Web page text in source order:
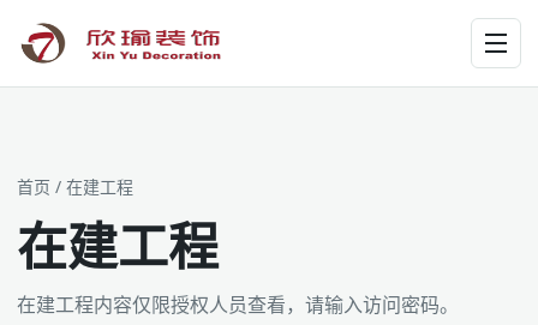
工装为主 · 家装为辅 · 设计施工
首页 / 在建工程
在建工程
在建工程内容仅限授权人员查看，请输入访问密码。